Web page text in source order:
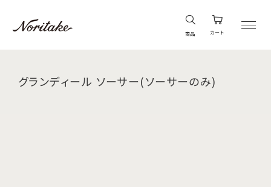
商品 カート
グランディール ソーサー(ソーサーのみ)